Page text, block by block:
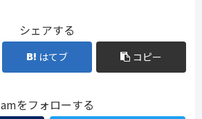
シェアする
はてブ コピー
amをフォローする